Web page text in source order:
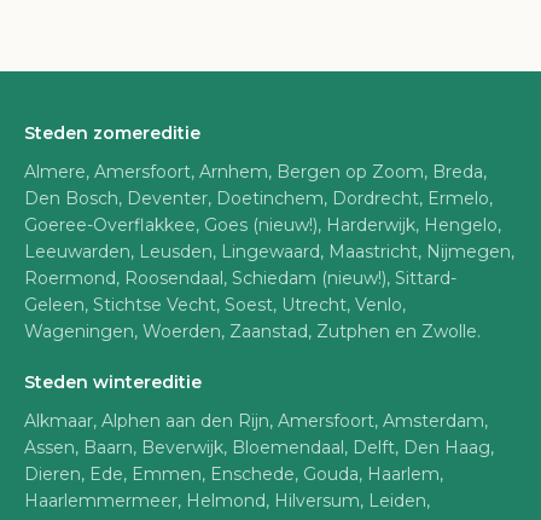
Steden zomereditie
Almere, Amersfoort, Arnhem, Bergen op Zoom, Breda,
Den Bosch, Deventer, Doetinchem, Dordrecht, Ermelo,
Goeree-Overflakkee, Goes (nieuw!), Harderwijk, Hengelo,
Leeuwarden, Leusden, Lingewaard, Maastricht, Nijmegen,
Roermond, Roosendaal, Schiedam (nieuw!), Sittard-
Geleen, Stichtse Vecht, Soest, Utrecht, Venlo,
Wageningen, Woerden, Zaanstad, Zutphen en Zwolle.
Steden wintereditie
Alkmaar, Alphen aan den Rijn, Amersfoort, Amsterdam,
Assen, Baarn, Beverwijk, Bloemendaal, Delft, Den Haag,
Dieren, Ede, Emmen, Enschede, Gouda, Haarlem,
Haarlemmermeer, Helmond, Hilversum, Leiden,